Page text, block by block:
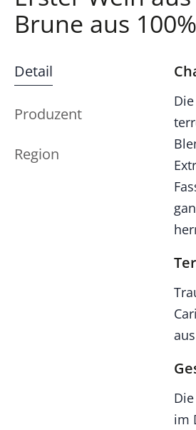
Brune aus
Detail
Produzent
Region
im